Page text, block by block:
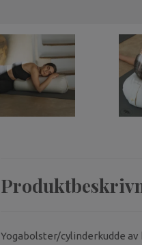
Yogabolster/cylinderkudde